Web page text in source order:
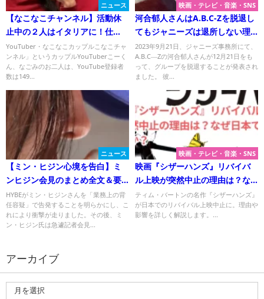
ニュース
【なこなこチャンネル】活動休
止中の２人はイタリアに！仕
事？休暇？
YouTuber・なこなこカップルこなこチャ
ンネル」というカップルYouTuberこーく
ん、なごみのお二人は、YouTube登録者
数は149...
映画・テレビ・音楽・SNS
河合郁人さんはA.B.C-Zを脱退し
てもジャニーズは退所しない理
由は何？
2023年9月21日、ジャニーズ事務所にて、
A.B.C―Zの河合郁人さんが12月21日をも
って、グループを脱退することが発表され
ました。 彼...
ニュース
【ミン・ヒジン心境を告白】ミ
ンヒジン会見のまとめ全文＆要
約付き＜日本語翻訳＞！
HYBEがミン・ヒジンさんを「業務上の背
任容疑」で告発することを明らかにし、こ
れにより衝撃が走りました。その後、ミ
ン・ヒジン氏は急遽記者会見...
映画・テレビ・音楽・SNS
映画『シザーハンズ』リバイバ
ル上映が突然中止の理由は？な
ぜ日本で起きたのか？
ティム・バートンの名作『シザーハンズ』
が日本でのリバイバル上映中止に。理由や
影響を詳しく解説します。...
アーカイブ